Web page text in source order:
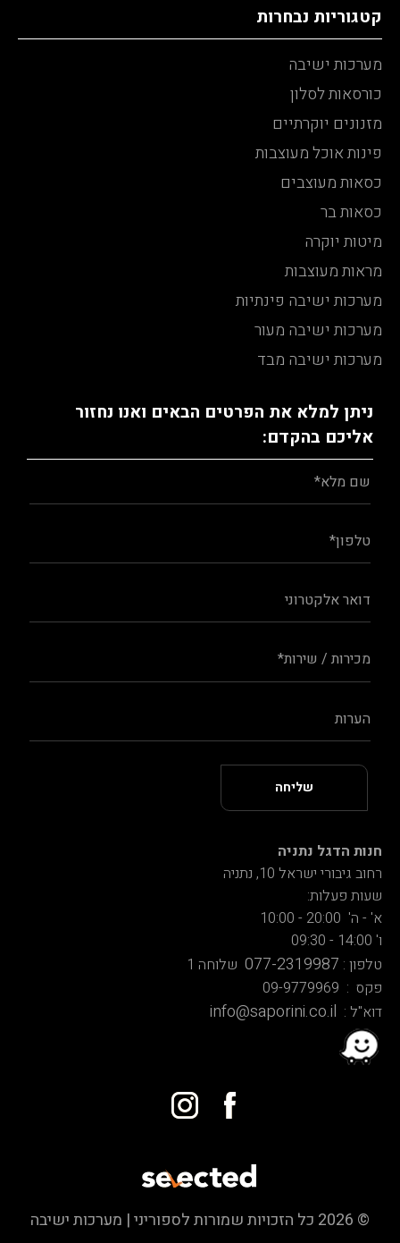
קטגוריות נבחרות
מערכות ישיבה
כורסאות לסלון
מזנונים יוקרתיים
פינות אוכל מעוצבות
כסאות מעוצבים
כסאות בר
מיטות יוקרה
מראות מעוצבות
מערכות ישיבה פינתיות
מערכות ישיבה מעור
מערכות ישיבה מבד
ניתן למלא את הפרטים הבאים ואנו נחזור
אליכם בהקדם:
חנות הדגל נתניה
רחוב גיבורי ישראל 10, נתניה
שעות פעלות:
א' - ה' 20:00 - 10:00
ו' 14:00 - 09:30
טלפון : 077-2319987 שלוחה 1
פקס : 09-9779969
דוא"ל : info@saporini.co.il
© 2026 כל הזכויות שמורות לספוריני | מערכות ישיבה